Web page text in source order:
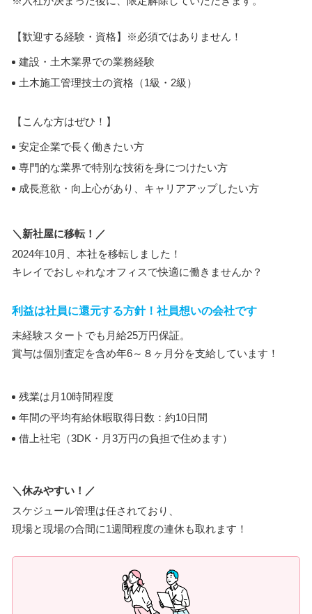
【歓迎する経験・資格】※必須ではありません！
建設・土木業界での業務経験
土木施工管理技士の資格（1級・2級）
【こんな方はぜひ！】
安定企業で長く働きたい方
専門的な業界で特別な技術を身につけたい方
成長意欲・向上心があり、キャリアアップしたい方
＼新社屋に移転！／
2024年10月、本社を移転しました！
キレイでおしゃれなオフィスで快適に働きませんか？
利益は社員に還元する方針！社員想いの会社です
未経験スタートでも月給25万円保証。
賞与は個別査定を含め年6～８ヶ月分を支給しています！
残業は月10時間程度
年間の平均有給休暇取得日数：約10日間
借上社宅（3DK・月3万円の負担で住めます）
＼休みやすい！／
スケジュール管理は任されており、
現場と現場の合間に1週間程度の連休も取れます！